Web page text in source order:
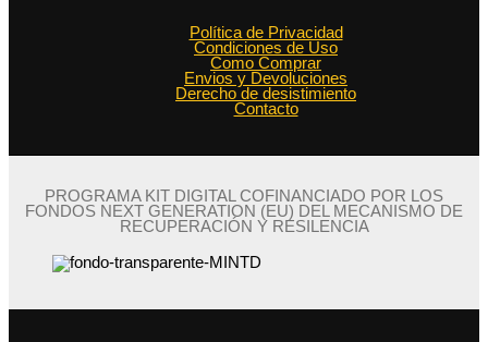
Política de Privacidad
Condiciones de Uso
Como Comprar
Envios y Devoluciones
Derecho de desistimiento
Contacto
PROGRAMA KIT DIGITAL COFINANCIADO POR LOS
FONDOS NEXT GENERATION (EU) DEL MECANISMO DE
RECUPERACIÓN Y RESILENCIA